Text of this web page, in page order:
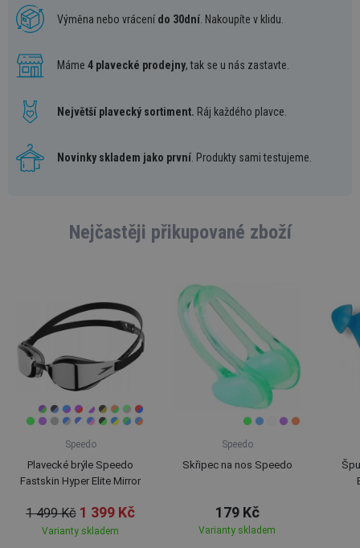
Výměna nebo vrácení do 30dní . Nakoupíte v klidu.
Máme 4 plavecké prodejny, tak se u nás zastavte.
Největší plavecký sortiment. Ráj každého plavce.
Novinky skladem jako první . Produkty sami testujeme.
Nejčastěji přikupované zboží
Speedo
Plavecké brýle Speedo
Fastskin Hyper Elite Mirror
1 499 Kč 1 399 Kč
Varianty skladem
Speedo
Skřipec na nos Speedo
179 Kč
Varianty skladem